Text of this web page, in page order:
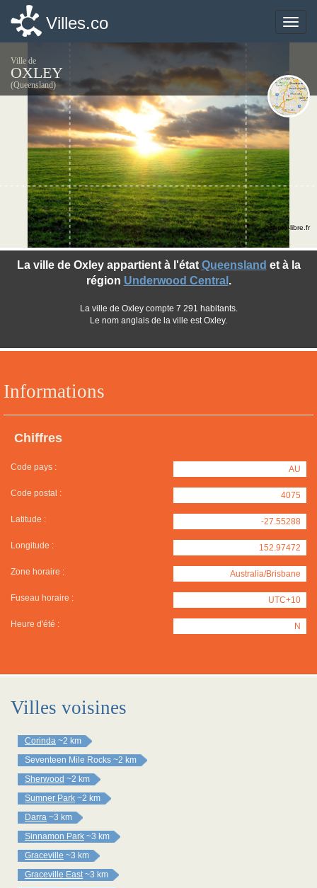
Toggle
Villes.co
Ville de
OXLEY
(Queensland)
Informations
Chiffres
Code pays : AU
Code postal : 4075
Latitude : -27.55288
Longitude : 152.97472
Zone horaire : Australia/Brisbane
Fuseau horaire : UTC+10
Heure d'été : N
La ville de Oxley appartient à l'état Queensland et à la
région Underwood Central .
La ville de Oxley compte 7 291 habitants.
Le nom anglais de la ville est Oxley.
©photo-libre.fr
Villes voisines
Corinda ~2 km
Seventeen Mile Rocks ~2 km
Sherwood ~2 km
Sumner Park ~2 km
Darra ~3 km
Sinnamon Park ~3 km
Graceville ~3 km
Graceville East ~3 km
Toggle
Villes.co